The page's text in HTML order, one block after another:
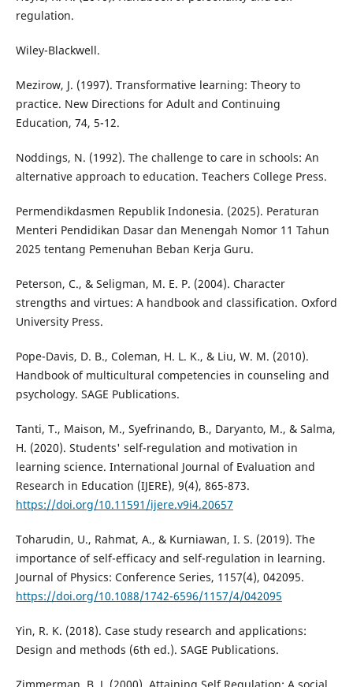
regulation.
Wiley-Blackwell.
Mezirow, J. (1997). Transformative learning: Theory to
practice. New Directions for Adult and Continuing
Education, 74, 5-12.
Noddings, N. (1992). The challenge to care in schools: An
alternative approach to education. Teachers College Press.
Permendikdasmen Republik Indonesia. (2025). Peraturan
Menteri Pendidikan Dasar dan Menengah Nomor 11 Tahun
2025 tentang Pemenuhan Beban Kerja Guru.
Peterson, C., & Seligman, M. E. P. (2004). Character
strengths and virtues: A handbook and classification. Oxford
University Press.
Pope-Davis, D. B., Coleman, H. L. K., & Liu, W. M. (2010).
Handbook of multicultural competencies in counseling and
psychology. SAGE Publications.
Tanti, T., Maison, M., Syefrinando, B., Daryanto, M., & Salma,
H. (2020). Students' self-regulation and motivation in
learning science. International Journal of Evaluation and
Research in Education (IJERE), 9(4), 865-873.
https://doi.org/10.11591/ijere.v9i4.20657
Toharudin, U., Rahmat, A., & Kurniawan, I. S. (2019). The
importance of self-efficacy and self-regulation in learning.
Journal of Physics: Conference Series, 1157(4), 042095.
https://doi.org/10.1088/1742-6596/1157/4/042095
Yin, R. K. (2018). Case study research and applications:
Design and methods (6th ed.). SAGE Publications.